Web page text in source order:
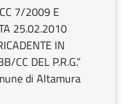
7/2009 E
25.02.2010
IN
CC DEL P.R.G.”
di Altamura